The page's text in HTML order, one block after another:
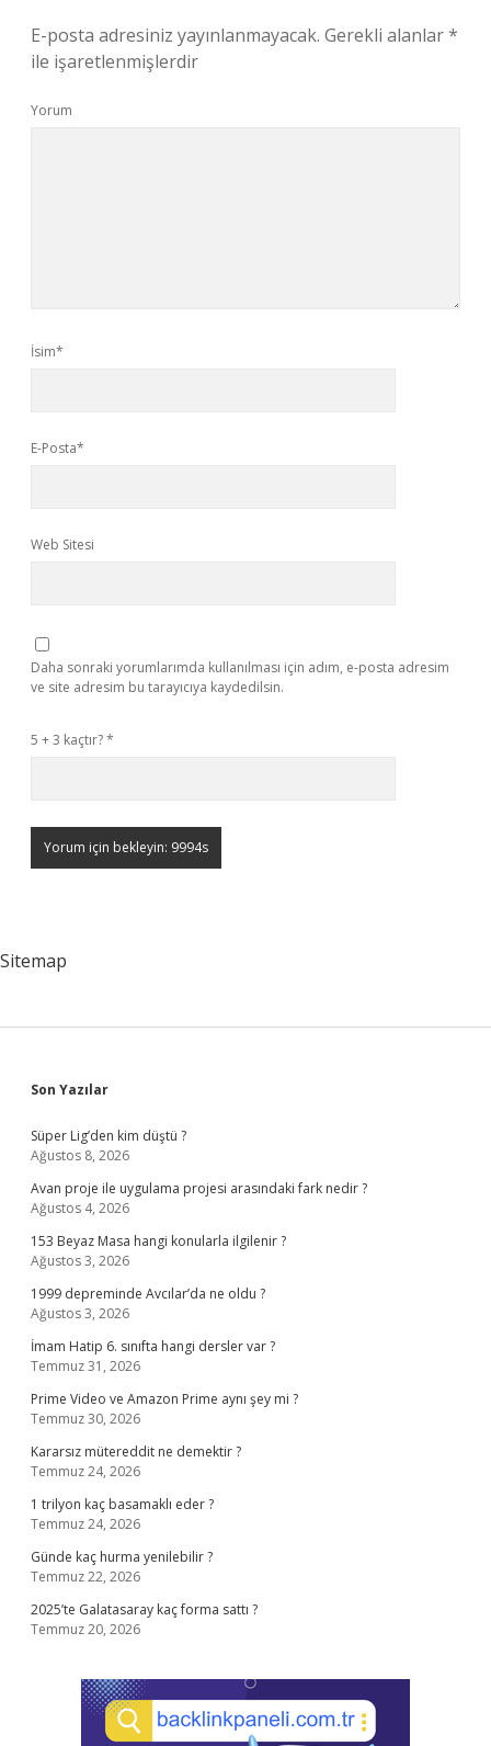
E-posta adresiniz yayınlanmayacak. Gerekli alanlar*
ile işaretlenmişlerdir
Yorum
İsim*
E-Posta*
Web Sitesi
Daha sonraki yorumlarımda kullanılması için adım, e-posta adresim
ve site adresim bu tarayıcıya kaydedilsin.
5 + 3 kaçtır?*
Sitemap
Sidebar
Son Yazılar
Süper Lig’den kim düştü ?
Ağustos 8, 2026
Avan proje ile uygulama projesi arasındaki fark nedir ?
Ağustos 4, 2026
153 Beyaz Masa hangi konularla ilgilenir ?
Ağustos 3, 2026
1999 depreminde Avcılar’da ne oldu ?
Ağustos 3, 2026
İmam Hatip 6. sınıfta hangi dersler var ?
Temmuz 31, 2026
Prime Video ve Amazon Prime aynı şey mi ?
Temmuz 30, 2026
Kararsız mütereddit ne demektir ?
Temmuz 24, 2026
1 trilyon kaç basamaklı eder ?
Temmuz 24, 2026
Günde kaç hurma yenilebilir ?
Temmuz 22, 2026
2025’te Galatasaray kaç forma sattı ?
Temmuz 20, 2026